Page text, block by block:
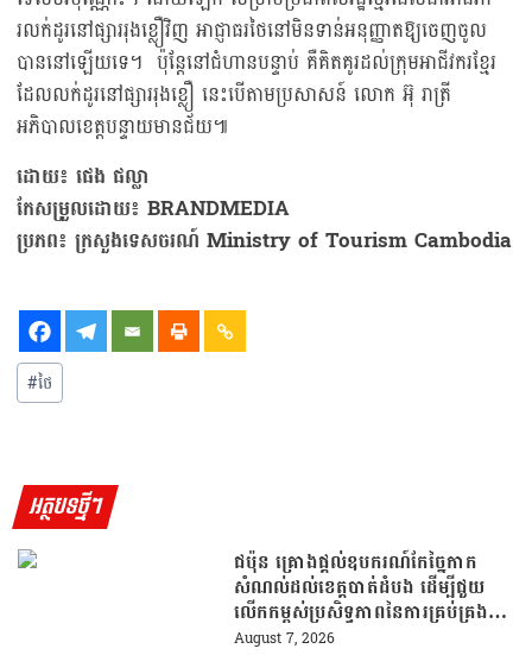
រលក់ដូរនៅផ្សាររុងខ្លឿវិញ អាជ្ញាធរថៃនៅមិនទាន់អនុញ្ញាតឱ្យចេញចូល
បាននៅឡើយទេ។ ​​ ប៉ុន្តែនៅជំហានបន្ទាប់ គឺគិតគូរដល់ក្រុមអាជីវករខ្មែរ
ដែលលក់ដូរនៅផ្សាររុងខ្លឿ នេះបើតាមប្រសាសន៍ លោក អ៊ុ រាត្រី
អភិបាលខេត្តបន្ទាយមានជ័យ៕
ដោយ៖ ផេង ផល្លា
កែសម្រួលដោយ៖​ BRANDMEDIA
ប្រភព៖ ក្រសួងទេសចរណ៍ Ministry of Tourism Cambodia
#ថៃ
អត្ថបទថ្មីៗ
ជប៉ុន គ្រោងផ្តល់ឧបករណ៍កែច្នៃកាក
សំណល់ដល់ខេត្តបាត់ដំបង ដើម្បីជួយ
លើកកម្ពស់ប្រសិទ្ធភាពនៃការគ្រប់គ្រង
សំណល់
August 7, 2026